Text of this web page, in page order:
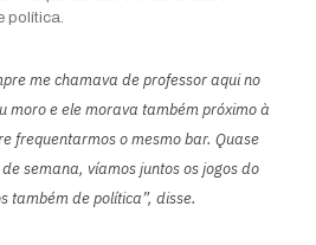
política.
me chamava de professor aqui no
moro e ele morava também próximo à
frequentarmos o mesmo bar. Quase
semana, víamos juntos os jogos do
também de política”, disse.